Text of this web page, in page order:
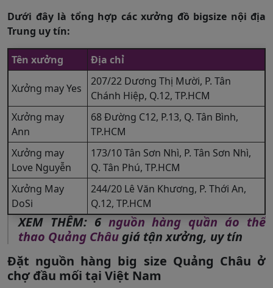
Dưới đây là tổng hợp các xưởng đồ bigsize nội địa
Trung uy tín:
Tên xưởng Địa chỉ
Xưởng may Yes
207/22 Dương Thị Mười, P. Tân
Chánh Hiệp, Q.12, TP.HCM
Xưởng may
Ann
68 Đường C12, P.13, Q. Tân Bình,
TP.HCM
Xưởng may
Love Nguyễn
173/10 Tân Sơn Nhì, P. Tân Sơn Nhì,
Q. Tân Phú, TP.HCM
Xưởng May
DoSi
244/20 Lê Văn Khương, P. Thới An,
Q.12, TP.HCM
XEM THÊM: 6 nguồn hàng quần áo thể
thao Quảng Châu giá tận xưởng, uy tín
Đặt nguồn hàng big size Quảng Châu ở
chợ đầu mối tại Việt Nam